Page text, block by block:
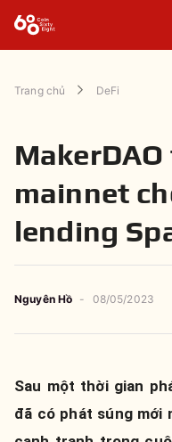
Trang chủ DeFi
mainnet
lending
Nguyên Hồ - 08/05/2023
Sau một thời gian
đã có phát súng